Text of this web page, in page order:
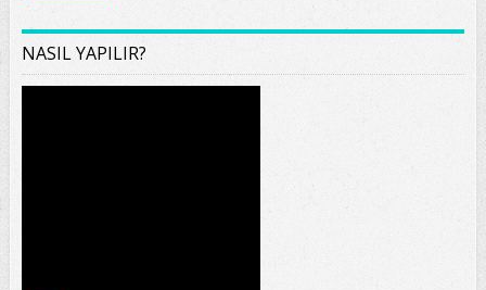
NASIL YAPILIR?